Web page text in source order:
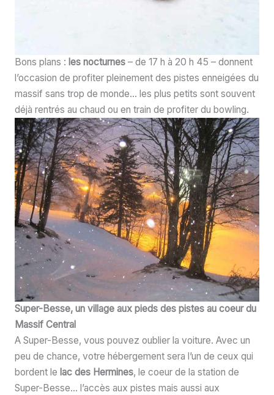
Bons plans : les nocturnes– de 17 h à 20 h 45 – donnent
l’occasion de profiter pleinement des pistes enneigées du
massif sans trop de monde… les plus petits sont souvent
déjà rentrés au chaud ou en train de profiter du bowling.
Super-Besse, un village aux pieds des pistes au coeur du
Massif Central
A Super-Besse, vous pouvez oublier la voiture. Avec un
peu de chance, votre hébergement sera l’un de ceux qui
bordent le lac des Hermines, le coeur de la station de
Super-Besse… l’accès aux pistes mais aussi aux